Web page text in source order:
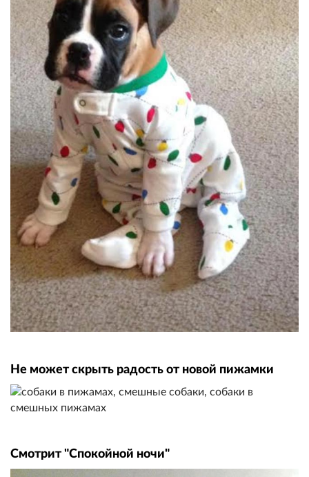
Не может скрыть радость от новой пижамки
Смотрит "Спокойной ночи"